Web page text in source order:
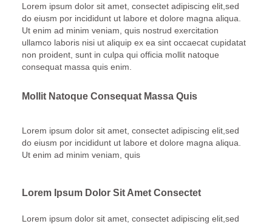
Lorem ipsum dolor sit amet, consectet adipiscing elit,sed
do eiusm por incididunt ut labore et dolore magna aliqua.
Ut enim ad minim veniam, quis nostrud exercitation
ullamco laboris nisi ut aliquip ex ea sint occaecat cupidatat
non proident, sunt in culpa qui officia mollit natoque
consequat massa quis enim.
Mollit Natoque Consequat Massa Quis
Lorem ipsum dolor sit amet, consectet adipiscing elit,sed
do eiusm por incididunt ut labore et dolore magna aliqua.
Ut enim ad minim veniam, quis
Lorem Ipsum Dolor Sit Amet Consectet
Lorem ipsum dolor sit amet, consectet adipiscing elit,sed